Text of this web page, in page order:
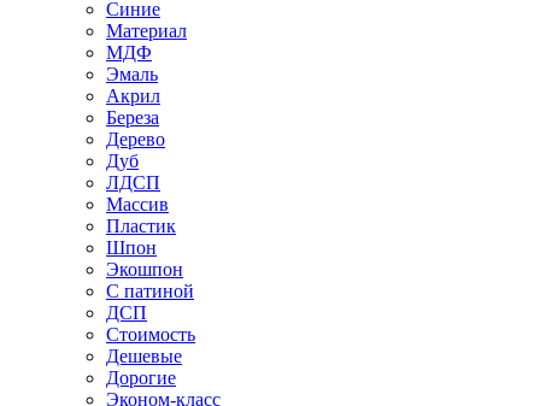
Синие
Материал
МДФ
Эмаль
Акрил
Береза
Дерево
Дуб
ЛДСП
Массив
Пластик
Шпон
Экошпон
С патиной
ДСП
Стоимость
Дешевые
Дорогие
Эконом-класс